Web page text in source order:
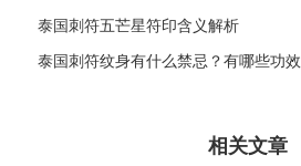
泰国刺符五芒星符印含义解析
泰国刺符纹身有什么禁忌？有哪些功效
相关文章